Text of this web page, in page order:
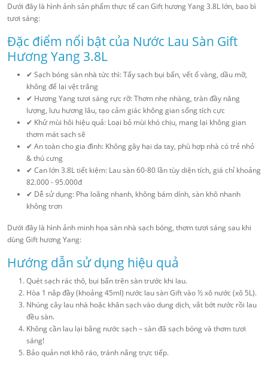
Dưới đây là hình ảnh sản phẩm thực tế can Gift hương Yang 3.8L lớn, bao bì
tươi sáng:
Đặc điểm nổi bật của Nước Lau Sàn Gift
Hương Yang 3.8L
✔ Sạch bóng sàn nhà tức thì: Tẩy sạch bụi bẩn, vết ố vàng, dầu mỡ,
không để lại vệt trắng
✔ Hương Yang tươi sáng rực rỡ: Thơm nhẹ nhàng, tràn đầy năng
lượng, lưu hương lâu, tạo cảm giác không gian sống tích cực
✔ Khử mùi hôi hiệu quả: Loại bỏ mùi khó chịu, mang lại không gian
thơm mát sạch sẽ
✔ An toàn cho gia đình: Không gây hại da tay, phù hợp nhà có trẻ nhỏ
& thú cưng
✔ Can lớn 3.8L tiết kiệm: Lau sàn 60-80 lần tùy diện tích, giá chỉ khoảng
82.000 - 95.000đ
✔ Dễ sử dụng: Pha loãng nhanh, không bám dính, sàn khô nhanh
không trơn
Dưới đây là hình ảnh minh họa sàn nhà sạch bóng, thơm tươi sáng sau khi
dùng Gift hương Yang:
Hướng dẫn sử dụng hiệu quả
Quét sạch rác thô, bụi bẩn trên sàn trước khi lau.
Hòa 1 nắp đầy (khoảng 45ml) nước lau sàn Gift vào ½ xô nước (xô 5L).
Nhúng cây lau nhà hoặc khăn sạch vào dung dịch, vắt bớt nước rồi lau
đều sàn.
Không cần lau lại bằng nước sạch – sàn đã sạch bóng và thơm tươi
sáng!
Bảo quản nơi khô ráo, tránh nắng trực tiếp.